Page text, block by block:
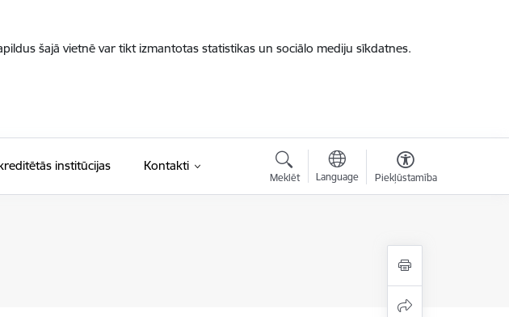
šajā vietnē var tikt izmantotas statistikas un sociālo mediju sīkdatnes.
institūcijas Kontakti
Meklēt Language Piekļūstamība